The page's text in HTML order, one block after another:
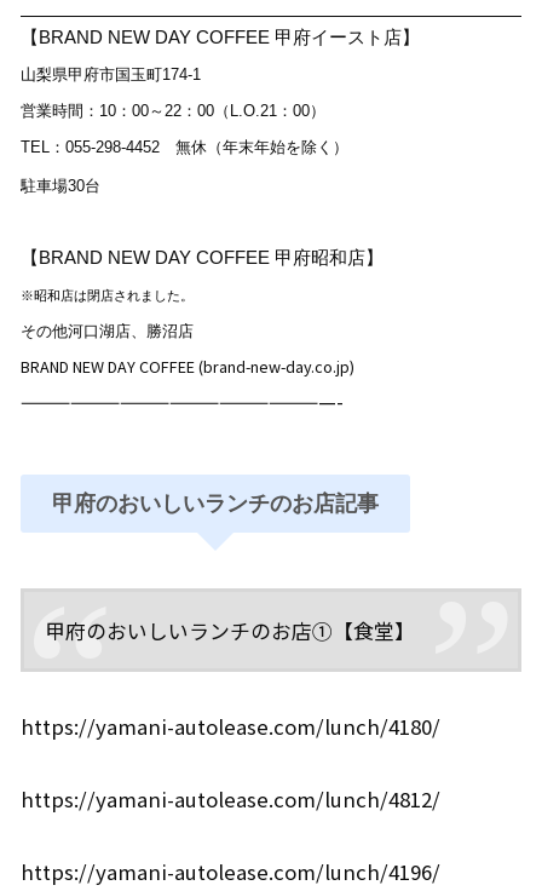
【BRAND NEW DAY COFFEE 甲府イースト店】
山梨県甲府市国玉町174-1
営業時間：10：00～22：00（L.O.21：00）
TEL：055-298-4452 無休（年末年始を除く）
駐車場30台
【BRAND NEW DAY COFFEE 甲府昭和店】
※昭和店は閉店されました。
その他河口湖店、勝沼店
BRAND NEW DAY COFFEE (brand-new-day.co.jp)
———————————————————-
甲府のおいしいランチのお店記事
甲府のおいしいランチのお店①【食堂】
https://yamani-autolease.com/lunch/4180/
https://yamani-autolease.com/lunch/4812/
https://yamani-autolease.com/lunch/4196/